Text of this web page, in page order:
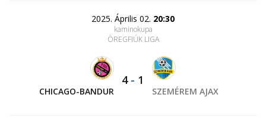
2025. Április 02. 20:30
kaminokupa
ÖREGFIÚK LIGA
CHICAGO-BANDUR
4- 1
SZEMÉREM AJAX